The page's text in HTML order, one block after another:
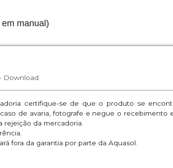
manual)
Download
certifique-se de que o produto se
de avaria, fotografe e negue o recebimento
rejeição da mercadoria.
fora da garantia por parte da Aquasol.